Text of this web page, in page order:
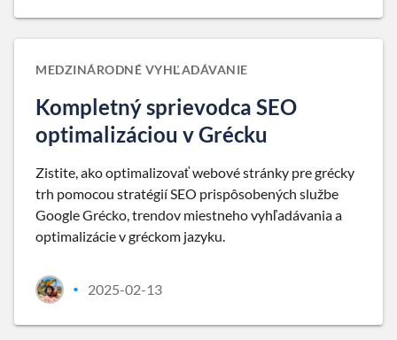
MEDZINÁRODNÉ VYHĽADÁVANIE
Kompletný sprievodca SEO
optimalizáciou v Grécku
Zistite, ako optimalizovať webové stránky pre grécky
trh pomocou stratégií SEO prispôsobených službe
Google Grécko, trendov miestneho vyhľadávania a
optimalizácie v gréckom jazyku.
• 2025-02-13